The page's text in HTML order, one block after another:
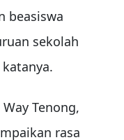
beasiswa
sekolah
Tenong,
rasa